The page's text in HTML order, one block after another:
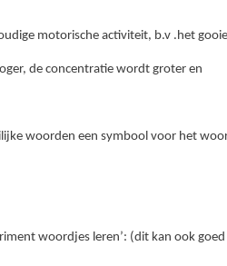
motorische activiteit, b.v .het
de concentratie wordt groter en
woorden een symbool voor het
woordjes leren’: (dit kan ook